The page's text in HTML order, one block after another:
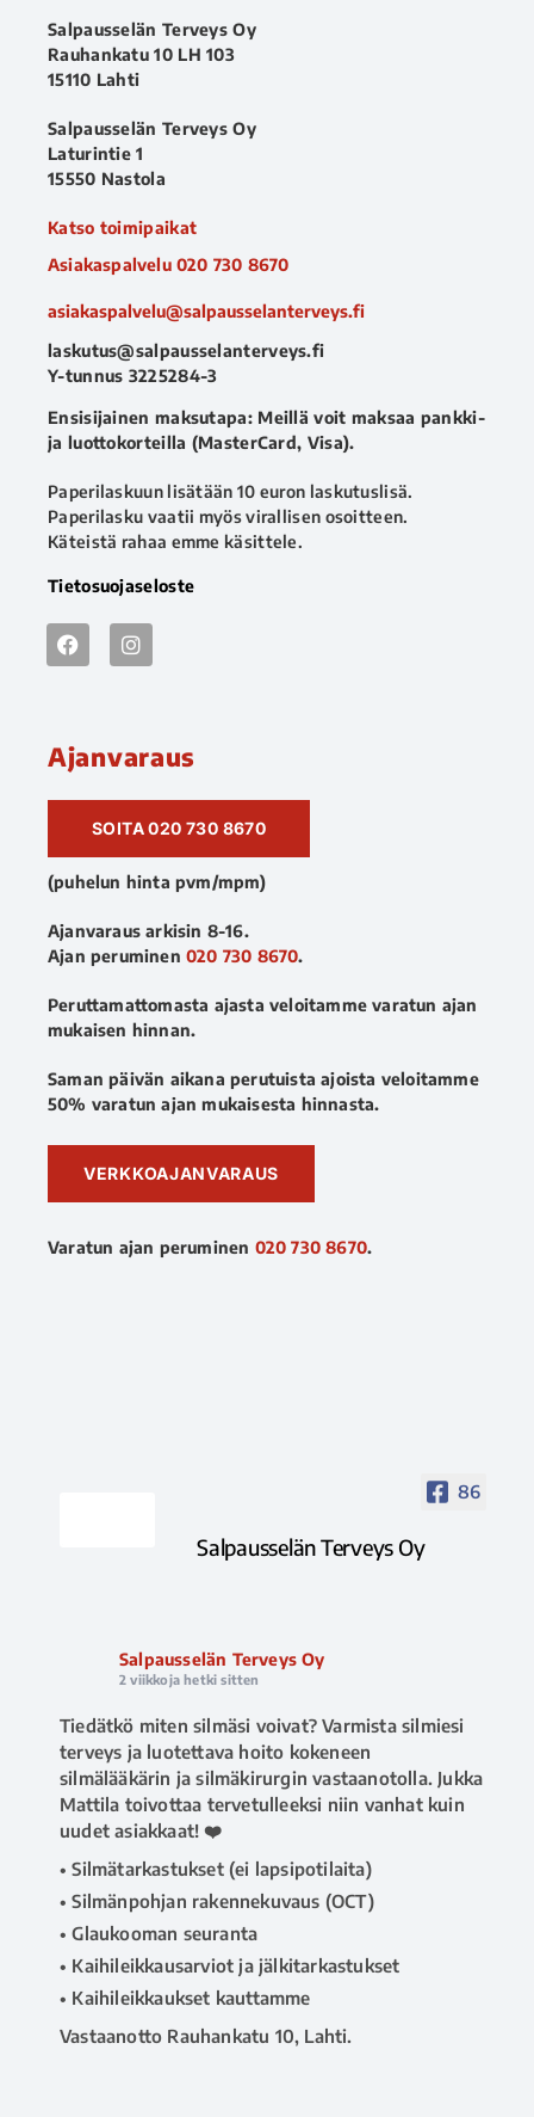
Salpausselän Terveys Oy
Rauhankatu 10 LH 103
15110 Lahti
Salpausselän Terveys Oy
Laturintie 1
15550 Nastola
Katso toimipaikat
Asiakaspalvelu 020 730 8670
asiakaspalvelu@salpausselanterveys.fi
laskutus@salpausselanterveys.fi
Y-tunnus 3225284-3
Ensisijainen maksutapa: Meillä voit maksaa pankki-
ja luottokorteilla (MasterCard, Visa).
Paperilaskuun lisätään 10 euron laskutuslisä.
Paperilasku vaatii myös virallisen osoitteen.
Käteistä rahaa emme käsittele.
Tietosuojaseloste
Ajanvaraus
SOITA 020 730 8670
(puhelun hinta pvm/mpm)
Ajanvaraus arkisin 8-16.
Ajan peruminen 020 730 8670.
Peruttamattomasta ajasta veloitamme varatun ajan
mukaisen hinnan.
Saman päivän aikana perutuista ajoista veloitamme
50% varatun ajan mukaisesta hinnasta.
VERKKOAJANVARAUS
Varatun ajan peruminen 020 730 8670.
86
Salpausselän Terveys Oy
Salpausselän Terveys Oy
2 viikkoja hetki sitten
Tiedätkö miten silmäsi voivat? Varmista silmiesi
terveys ja luotettava hoito kokeneen
silmälääkärin ja silmäkirurgin vastaanotolla. Jukka
Mattila toivottaa tervetulleeksi niin vanhat kuin
uudet asiakkaat! ❤️
• Silmätarkastukset (ei lapsipotilaita)
• Silmänpohjan rakennekuvaus (OCT)
• Glaukooman seuranta
• Kaihileikkausarviot ja jälkitarkastukset
• Kaihileikkaukset kauttamme
Vastaanotto Rauhankatu 10, Lahti.